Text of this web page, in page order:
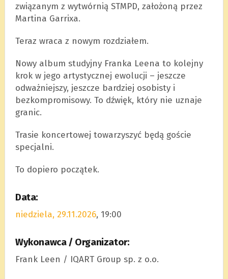
związanym z wytwórnią STMPD, założoną przez
Martina Garrixa.
Teraz wraca z nowym rozdziałem.
Nowy album studyjny Franka Leena to kolejny
krok w jego artystycznej ewolucji – jeszcze
odważniejszy, jeszcze bardziej osobisty i
bezkompromisowy. To dźwięk, który nie uznaje
granic.
Trasie koncertowej towarzyszyć będą goście
specjalni.
To dopiero początek.
Data:
niedziela, 29.11.2026, 19:00
Wykonawca / Organizator:
Frank Leen / IQART Group sp. z o.o.